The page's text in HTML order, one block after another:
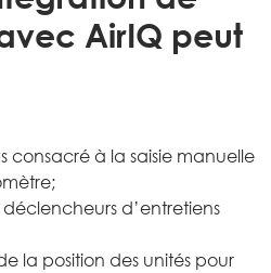
AirIQ peut
consacré à la saisie manuelle
d’entretiens
la position des unités pour